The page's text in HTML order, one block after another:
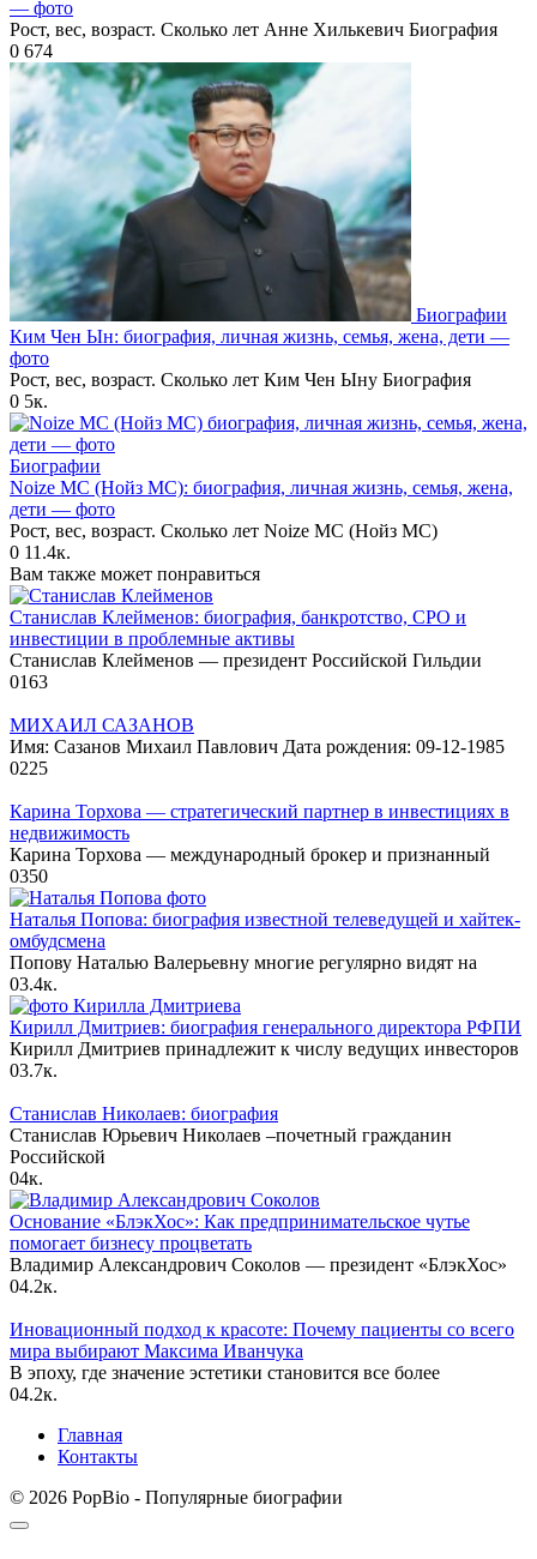
— фото
Рост, вес, возраст. Сколько лет Анне Хилькевич Биография
0 674
Биографии
Ким Чен Ын: биография, личная жизнь, семья, жена, дети —
фото
Рост, вес, возраст. Сколько лет Ким Чен Ыну Биография
0 5к.
Биографии
Noize MC (Нойз МС): биография, личная жизнь, семья, жена,
дети — фото
Рост, вес, возраст. Сколько лет Noize MC (Нойз МС)
0 11.4к.
Вам также может понравиться
Станислав Клейменов: биография, банкротство, СРО и
инвестиции в проблемные активы
Станислав Клейменов — президент Российской Гильдии
0163
МИХАИЛ САЗАНОВ
Имя: Сазанов Михаил Павлович Дата рождения: 09-12-1985
0225
Карина Торхова — стратегический партнер в инвестициях в
недвижимость
Карина Торхова — международный брокер и признанный
0350
Наталья Попова: биография известной телеведущей и хайтек-
омбудсмена
Попову Наталью Валерьевну многие регулярно видят на
03.4к.
Кирилл Дмитриев: биография генерального директора РФПИ
Кирилл Дмитриев принадлежит к числу ведущих инвесторов
03.7к.
Станислав Николаев: биография
Станислав Юрьевич Николаев –почетный гражданин
Российской
04к.
Основание «БлэкХос»: Как предпринимательское чутье
помогает бизнесу процветать
Владимир Александрович Соколов — президент «БлэкХос»
04.2к.
Иновационный подход к красоте: Почему пациенты со всего
мира выбирают Максима Иванчука
В эпоху, где значение эстетики становится все более
04.2к.
Главная
Контакты
© 2026 PopBio - Популярные биографии